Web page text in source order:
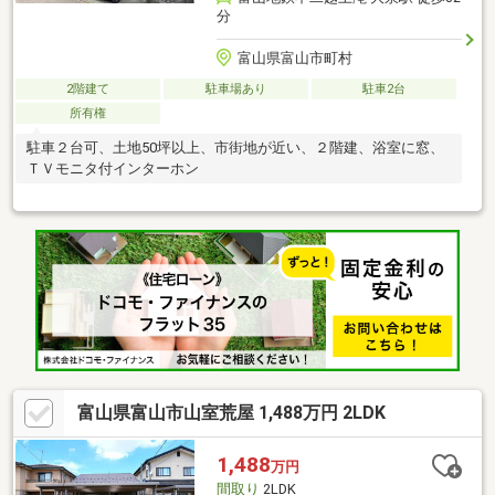
分
富山県富山市町村
2階建て 駐車場あり
駐車2台
所有権
駐車２台可、土地50坪以上、市街地が近い、２階建、浴室に窓、
ＴＶモニタ付インターホン
富山県富山市山室荒屋 1,488万円 2LDK
1,488万円
間取り 2LDK